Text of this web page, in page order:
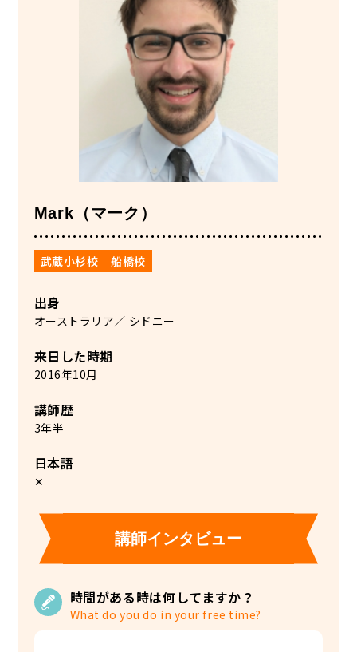
Mark（マーク）
武蔵小杉校 船橋校
出身
オーストラリア シドニー
来日した時期
2016年10月
講師歴
3年半
日本語
✕
講師インタビュー
時間がある時は何してますか？
What do you do in your free time?